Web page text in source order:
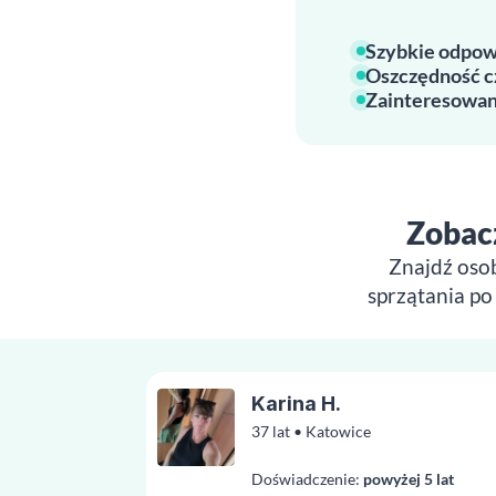
Szybkie
Oszczędność
Znajdź
sprzątania
37 lat • Katowice
Doświadczenie: powyżej 5 lat
Karina H.